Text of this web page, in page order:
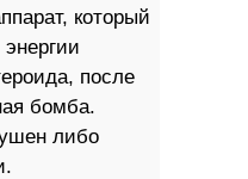
который
энергии
после
бомба.
либо